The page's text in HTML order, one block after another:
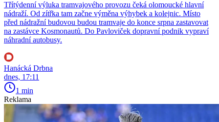
Třítýdenní výluka tramvajového provozu čeká olomoucké hlavní
nádraží. Od zítřka tam začne výměna výhybek a kolejnic. Místo
před nádražní budovou budou tramvaje do konce srpna zastavovat
na zastávce Kosmonautů. Do Pavloviček dopravní podnik vypraví
náhradní autobusy.
Hanácká Drbna
dnes, 17:11
1 min
Reklama